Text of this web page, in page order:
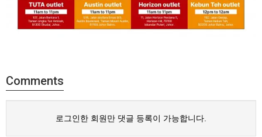
Comments
로그인한 회원만 댓글 등록이 가능합니다.